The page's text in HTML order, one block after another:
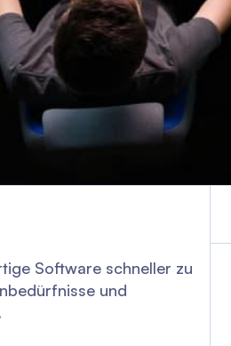
Software schneller zu
und